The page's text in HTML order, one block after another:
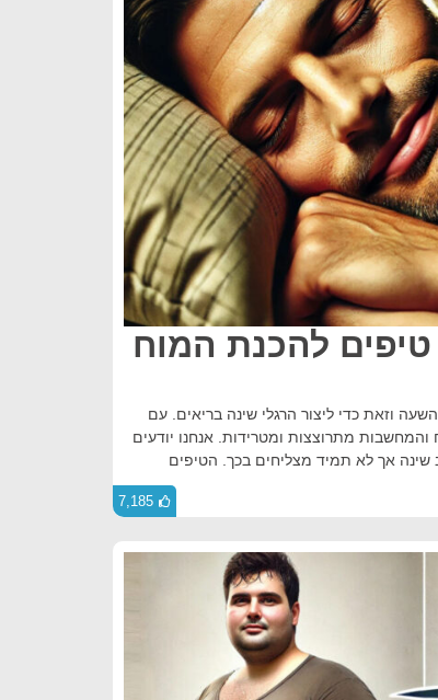
מוטרדים? קבלו 9 טיפים להכנת המוח
וזאת כדי ליצור הרגלי שינה בריאים. עם
מתרוצצות ומטרידות. אנחנו יודעים
שינה אך לא תמיד מצליחים בכך. הטיפים
7,185